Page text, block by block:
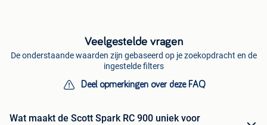
Veelgestelde vragen
De onderstaande waarden zijn gebaseerd op je zoekopdracht en de
ingestelde filters
Deel opmerkingen over deze FAQ
Wat maakt de Scott Spark RC 900 uniek voor